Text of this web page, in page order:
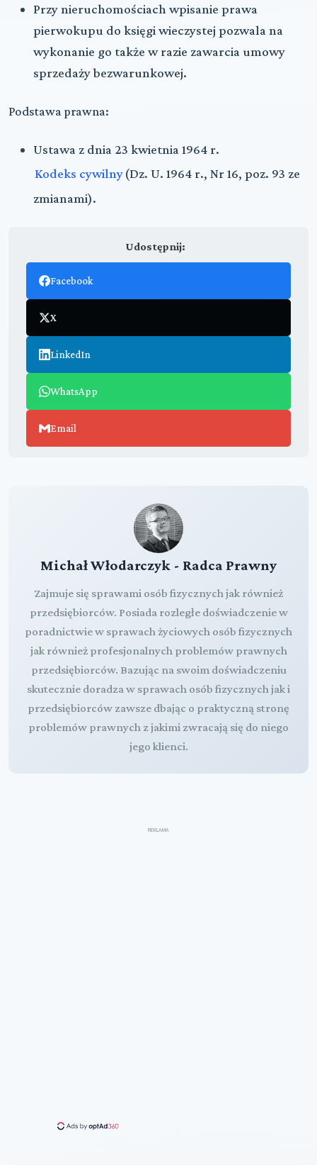
Przy nieruchomościach wpisanie prawa
pierwokupu do księgi wieczystej pozwala na
wykonanie go także w razie zawarcia umowy
sprzedaży bezwarunkowej.
Podstawa prawna:
Ustawa z dnia 23 kwietnia 1964 r.
Kodeks cywilny(Dz. U. 1964 r., Nr 16, poz. 93 ze
zmianami).
Udostępnij:
Facebook
X
LinkedIn
WhatsApp
Email
Michał Włodarczyk - Radca Prawny
Zajmuje się sprawami osób fizycznych jak również
przedsiębiorców. Posiada rozległe doświadczenie w
poradnictwie w sprawach życiowych osób fizycznych
jak również profesjonalnych problemów prawnych
przedsiębiorców. Bazując na swoim doświadczeniu
skutecznie doradza w sprawach osób fizycznych jak i
przedsiębiorców zawsze dbając o praktyczną stronę
problemów prawnych z jakimi zwracają się do niego
jego klienci.
REKLAMA